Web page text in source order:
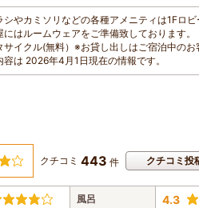
シやカミソリなどの各種アメニティは1Fロ
にはルームウェアをご準備致しております。
サイクル(無料）※お貸し出しはご宿泊中のお
容は 2026年4月1日現在の情報です。
クチコミ 443 件 クチコミ投
風呂 4.3